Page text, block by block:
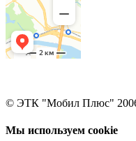
© ЭТК "Мобил Плюс"
Мы используем cookie